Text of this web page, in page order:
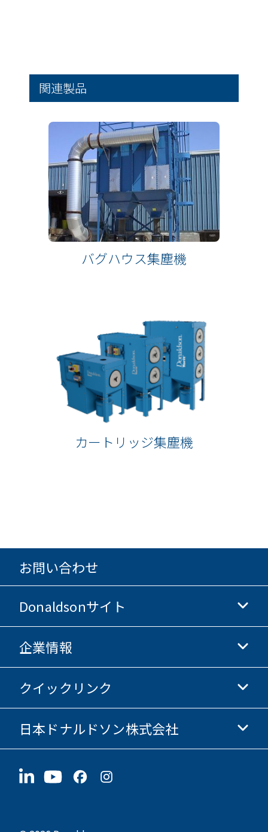
関連製品
バグハウス集塵機
カートリッジ集塵機
お問い合わせ
Donaldsonサイト
Donaldsonライフサイエンス
Donaldsonオンラインストア
企業情報
企業情報
倫理・コンプライアンス
採用情報
クイックリンク
投資家情報
サプライヤー情報
サステナビリティ
日本ドナルドソン株式会社
〒190-0022